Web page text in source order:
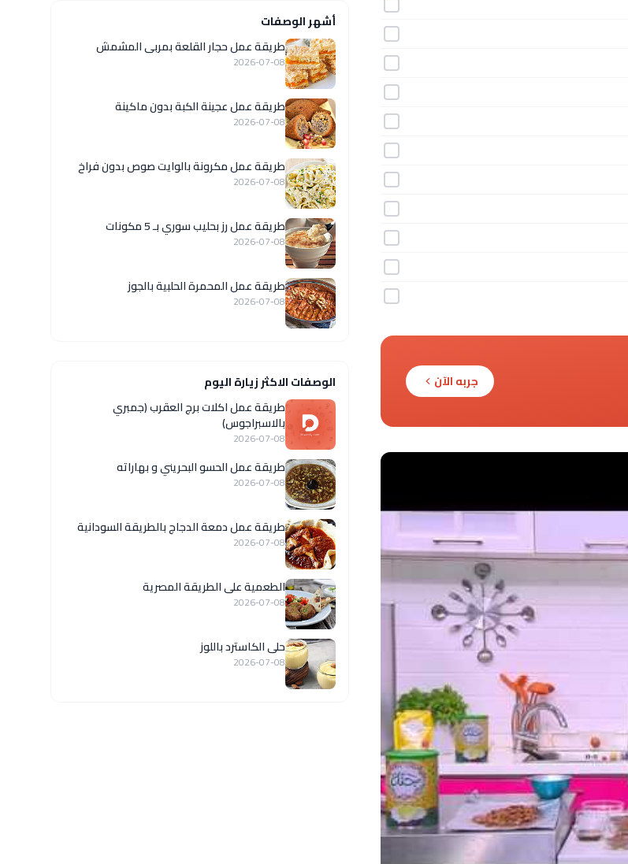
جربه الآن
أشهر الوصفات
طريقة عمل حجار القلعة بمربى المشمش
2026-07-08
طريقة عمل عجينة الكبة بدون ماكينة
2026-07-08
طريقة عمل مكرونة بالوايت صوص بدون فراخ
2026-07-08
طريقة عمل رز بحليب سوري بـ 5 مكونات
2026-07-08
طريقة عمل المحمرة الحلبية بالجوز
2026-07-08
الوصفات الاكثر زيارة اليوم
طريقة عمل اكلات برج العقرب (جمبري
بالاسبراجوس)
2026-07-08
طريقة عمل الحسو البحريني و بهاراته
2026-07-08
طريقة عمل دمعة الدجاج بالطريقة السودانية
2026-07-08
الطعمية على الطريقة المصرية
2026-07-08
حلى الكاسترد باللوز
2026-07-08